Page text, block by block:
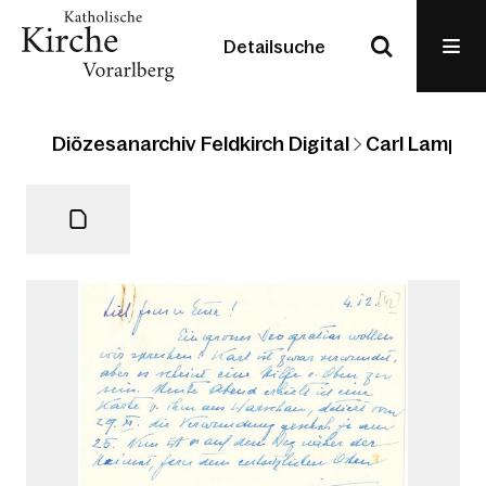
Detailsuche
Diözesanarchiv Feldkirch Digital Carl